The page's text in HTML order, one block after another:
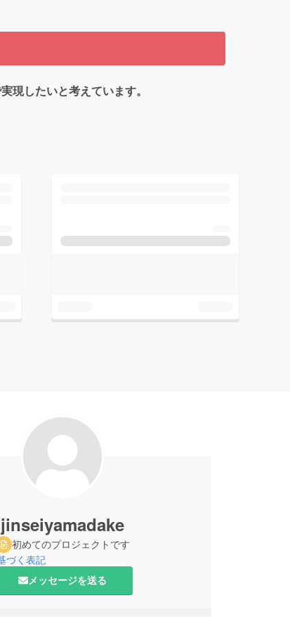
現したいと考えています。
jinseiyamadake
初めてのプロジェクトです
づく表記
メッセージを送る